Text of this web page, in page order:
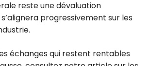
reste une dévaluation
progressivement sur les
échanges qui restent rentables